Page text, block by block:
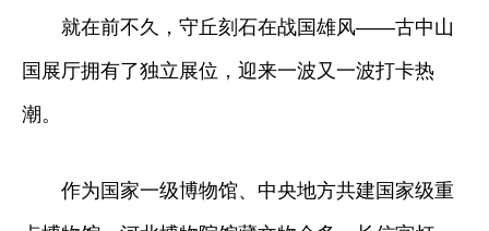
就在前不久，守丘刻石在战国雄风——古中山
国展厅拥有了独立展位，迎来一波又一波打卡热
潮。
作为国家一级博物馆、中央地方共建国家级重